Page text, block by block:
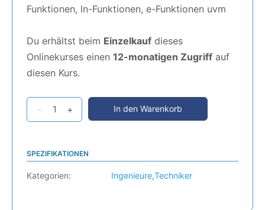
Funktionen, ln-Funktionen, e-Funktionen uvm
Du erhältst beim Einzelkauf dieses
Onlinekurses einen 12-monatigen Zugriff auf
diesen Kurs.
- + In den Warenkorb
SPEZIFIKATIONEN
Kategorien: Ingenieure,Techniker